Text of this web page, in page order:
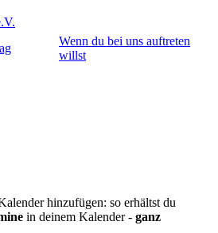
Wenn du bei uns auftreten
willst
hinzufügen: so erhältst du
in deinem Kalender - ganz